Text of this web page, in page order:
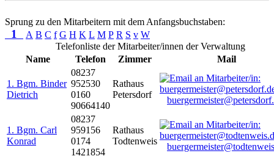
Sprung zu den Mitarbeitern mit dem Anfangsbuchstaben:
1 A B C f G H K L M P R S v W
Telefonliste der Mitarbeiter/innen der Verwaltung
Name
Telefon Zimmer Mail
1. Bgm. Binder
Dietrich
08237
952530
0160
90664140
Rathaus
Petersdorf
1. Bgm. Carl
Konrad
08237
959156
0174
1421854
Rathaus
Todtenweis